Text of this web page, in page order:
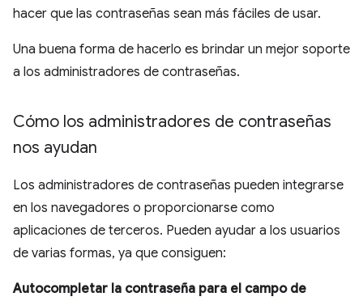
hacer que las contraseñas sean más fáciles de usar.
Una buena forma de hacerlo es brindar un mejor soporte
a los administradores de contraseñas.
Cómo los administradores de contraseñas
nos ayudan
Los administradores de contraseñas pueden integrarse
en los navegadores o proporcionarse como
aplicaciones de terceros. Pueden ayudar a los usuarios
de varias formas, ya que consiguen:
Autocompletar la contraseña para el campo de